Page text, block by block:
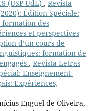
(USP-UdL) , Revista
Édition Spéciale:
formation des
et perspectives
d’un cours de
formation de
, Revista Letras
Enseignement-
Expériences,
Enguel de Oliveira,